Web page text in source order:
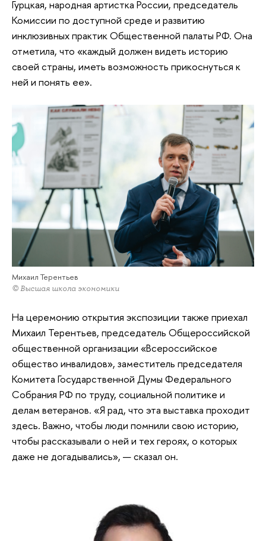
Гурцкая, народная артистка России, председатель
Комиссии по доступной среде и развитию
инклюзивных практик Общественной палаты РФ. Она
отметила, что «каждый должен видеть историю
своей страны, иметь возможность прикоснуться к
ней и понять ее».
Михаил Терентьев
© Высшая школа экономики
На церемонию открытия экспозиции также приехал
Михаил Терентьев, председатель Общероссийской
общественной организации «Всероссийское
общество инвалидов», заместитель председателя
Комитета Государственной Думы Федерального
Собрания РФ по труду, социальной политике и
делам ветеранов. «Я рад, что эта выставка проходит
здесь. Важно, чтобы люди помнили свою историю,
чтобы рассказывали о ней и тех героях, о которых
даже не догадывались», — сказал он.